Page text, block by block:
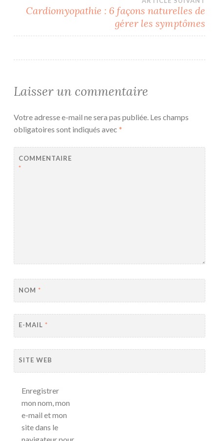
l’article
Cardiomyopathie : 6 façons naturelles de
gérer les symptômes
Laisser un commentaire
Votre adresse e-mail ne sera pas publiée. Les champs
obligatoires sont indiqués avec *
COMMENTAIRE
*
NOM *
E-MAIL *
SITE WEB
Enregistrer
mon nom, mon
e-mail et mon
site dans le
navigateur pour